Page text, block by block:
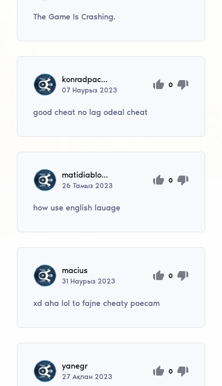
The Game Is Crashing.
konradpachalski78
07 Наурыз 2023
0
good cheat no lag odeal cheat
matidiablomati
26Тамыз 2023
0
how use english lauage
macius
31 Наурыз 2023
0
xd aha lol to fajne cheaty poecam
yanegr
27Ақпан 2023
0